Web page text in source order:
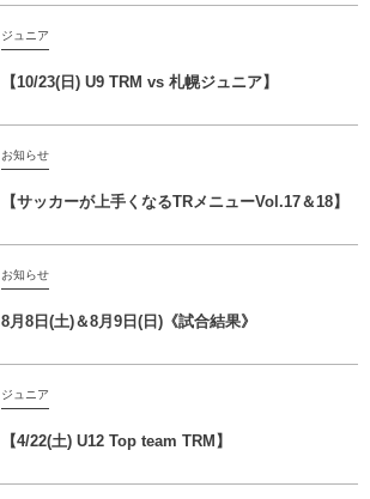
ジュニア
【10/23(日) U9 TRM vs 札幌ジュニア】
お知らせ
【サッカーが上手くなるTRメニューVol.17＆18】
お知らせ
8月8日(土)＆8月9日(日)《試合結果》
ジュニア
【4/22(土) U12 Top team TRM】